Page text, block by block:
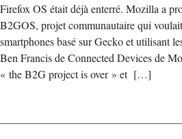
Firefox OS était déjà enterré. Mozilla a
B2GOS, projet communautaire qui
smartphones basé sur Gecko et utilisant
Ben Francis de Connected Devices de
« the B2G project is over » et […]